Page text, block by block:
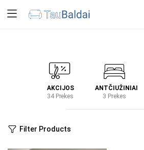
AKCIJOS
34 Prekes
ANTČIUŽINIAI
3 Prekes
Filter Products